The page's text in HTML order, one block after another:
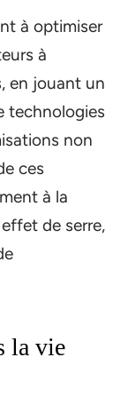
à optimiser
à
en jouant un
technologies
non
ces
à la
de serre,
la vie